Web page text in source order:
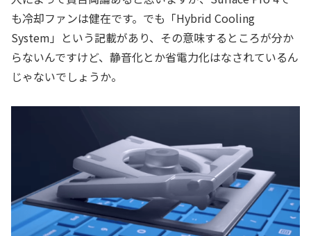
も冷却ファンは健在です。でも「Hybrid Cooling
System」という記載があり、その意味するところが分か
らないんですけど、静音化とか省電力化はなされているん
じゃないでしょうか。